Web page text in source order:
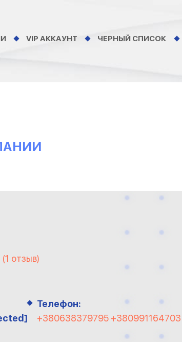
VIP АККАУНТ ЧЕРНЫЙ СПИСОК
(1 отзыв)
Телефон:
+380638379795 +380991164703